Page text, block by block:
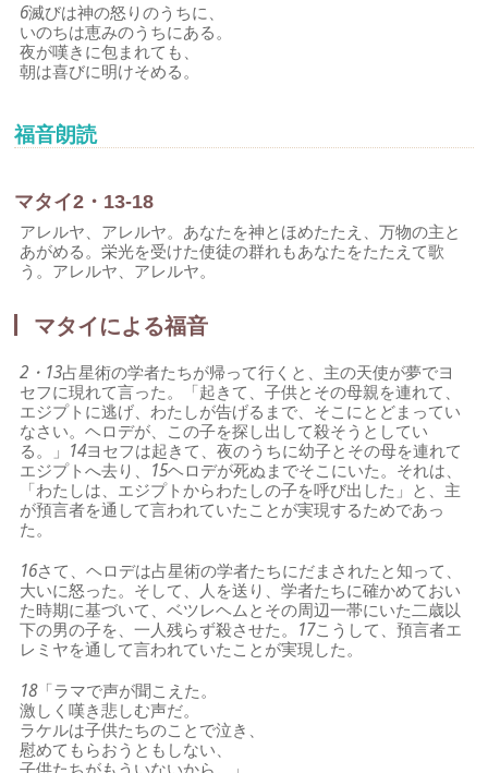
6滅びは神の怒りのうちに、
いのちは恵みのうちにある。
夜が嘆きに包まれても、
朝は喜びに明けそめる。
福音朗読
マタイ2・13-18
アレルヤ、アレルヤ。あなたを神とほめたたえ、万物の主と
あがめる。栄光を受けた使徒の群れもあなたをたたえて歌
う。アレルヤ、アレルヤ。
マタイによる福音
2・13占星術の学者たちが帰って行くと、主の天使が夢でヨ
セフに現れて言った。「起きて、子供とその母親を連れて、
エジプトに逃げ、わたしが告げるまで、そこにとどまってい
なさい。ヘロデが、この子を探し出して殺そうとしてい
る。」 14ヨセフは起きて、夜のうちに幼子とその母を連れて
エジプトへ去り、 15ヘロデが死ぬまでそこにいた。それは、
「わたしは、エジプトからわたしの子を呼び出した」と、主
が預言者を通して言われていたことが実現するためであっ
た。
16さて、ヘロデは占星術の学者たちにだまされたと知って、
大いに怒った。そして、人を送り、学者たちに確かめておい
た時期に基づいて、ベツレヘムとその周辺一帯にいた二歳以
下の男の子を、一人残らず殺させた。 17こうして、預言者エ
レミヤを通して言われていたことが実現した。
18「ラマで声が聞こえた。
激しく嘆き悲しむ声だ。
ラケルは子供たちのことで泣き、
慰めてもらおうともしない、